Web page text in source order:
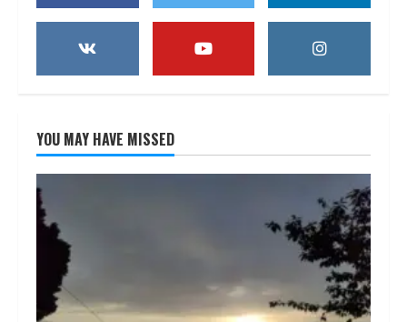
YOU MAY HAVE MISSED